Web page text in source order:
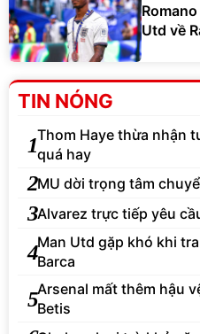
Utd về
TIN NÓNG
1Thom Haye thừa nhận
quá hay
2MU dời trọng tâm
3Alvarez trực tiếp yêu
4Man Utd gặp khó khi
Barca
5Arsenal mất thêm hậu
Betis